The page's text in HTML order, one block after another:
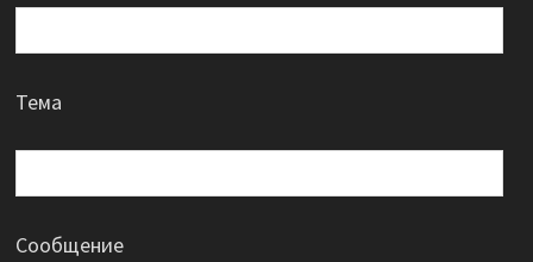
Тема
Сообщение